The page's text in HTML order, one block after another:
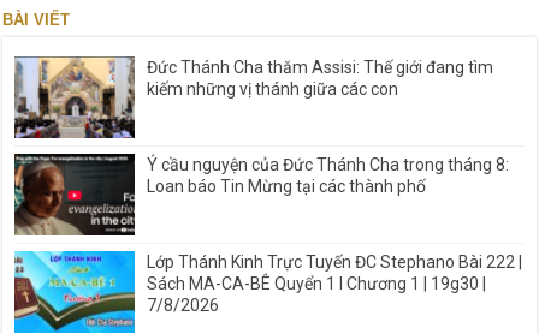
BÀI VIẾT
Đức Thánh Cha thăm Assisi: Thế giới đang tìm
kiếm những vị thánh giữa các con
Ý cầu nguyện của Đức Thánh Cha trong tháng 8:
Loan báo Tin Mừng tại các thành phố
Lớp Thánh Kinh Trực Tuyến ĐC Stephano Bài 222 |
Sách MA-CA-BÊ Quyển 1 I Chương 1 | 19g30 |
7/8/2026